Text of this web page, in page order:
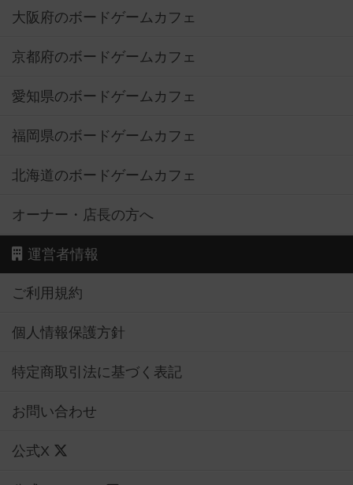
大阪府のボードゲームカフェ
京都府のボードゲームカフェ
愛知県のボードゲームカフェ
福岡県のボードゲームカフェ
北海道のボードゲームカフェ
オーナー・店長の方へ
運営者情報
ご利用規約
個人情報保護方針
特定商取引法に基づく表記
お問い合わせ
公式X